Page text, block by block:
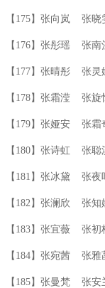
【175】张向岚 张
【176】张彤瑶 张
【177】张晴彤 张
【178】张霜滢 张
【179】张娅安 张
【180】张诗虹 张
【181】张冰黛 张
【182】张澜欣 张
【183】张宜薇 张
【184】张宛茜 张
【185】张曼梵 张